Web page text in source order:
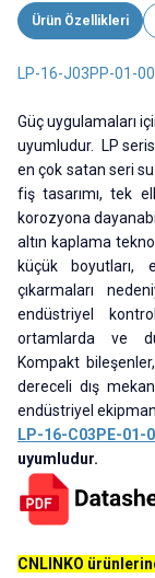
Ürün Özellikleri
LP-16-J03PP-01-
Güç uygulamaları
uyumludur. LP
en çok satan seri
fiş tasarımı, tek
korozyona
altın kaplama
küçük boyutları,
çıkarmaları
endüstriyel
ortamlarda ve
Kompakt
dereceli dış
endüstriyel
LP-16-C03PE-01-
uyumludur.
CNLINKO